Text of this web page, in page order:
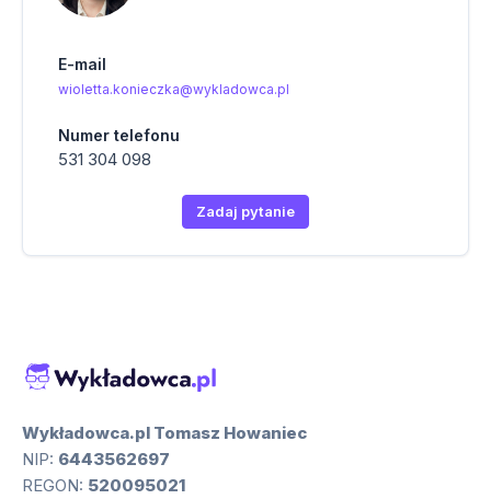
E-mail
wioletta.konieczka@wykladowca.pl
Numer telefonu
531 304 098
Zadaj pytanie
Wykładowca.pl Tomasz Howaniec
NIP: 6443562697
REGON: 520095021